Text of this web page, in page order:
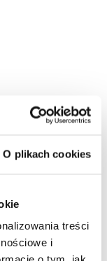
O plikach cookies
treści
i